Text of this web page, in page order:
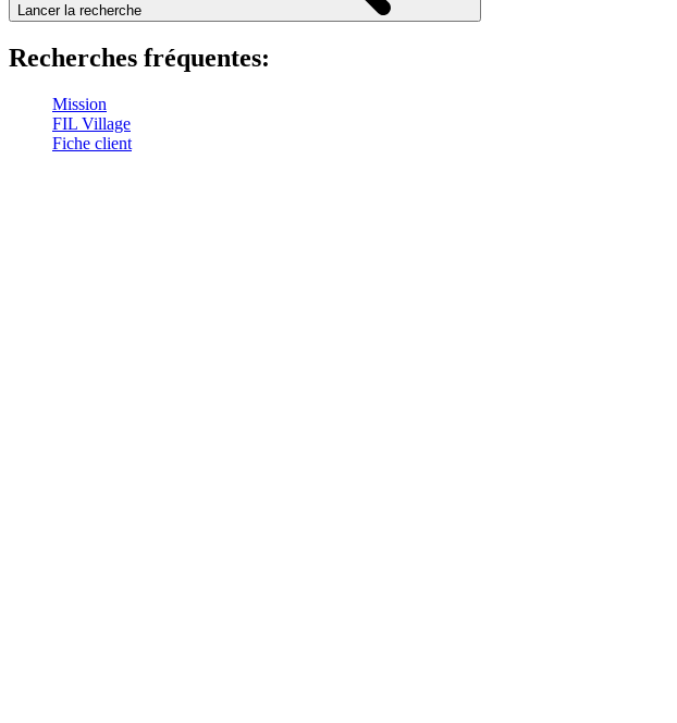
Lancer la recherche
Recherches fréquentes:
Mission
FIL Village
Fiche client